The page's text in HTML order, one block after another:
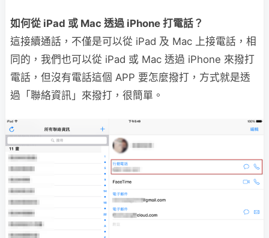
如何從 iPad 或 Mac 透過 iPhone 打電話？
這接續通話，不僅是可以從 iPad 及 Mac 上接電話，相
同的，我們也可以從 iPad 或 Mac 透過 iPhone 來撥打
電話，但沒有電話這個 APP 要怎麼撥打，方式就是透
過「聯絡資訊」來撥打，很簡單。